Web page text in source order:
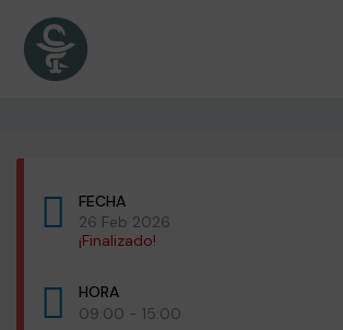
FECHA
26 Feb 2026
¡Finalizado!
HORA
09:00 - 15:00